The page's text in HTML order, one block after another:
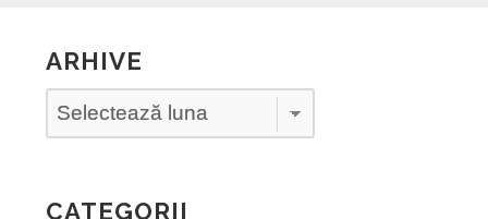
ARHIVE
CATEGORII